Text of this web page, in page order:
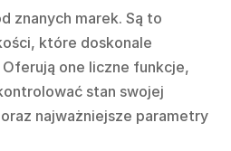
znanych marek. Są to
które doskonale
Oferują one liczne funkcje,
stan swojej
najważniejsze parametry